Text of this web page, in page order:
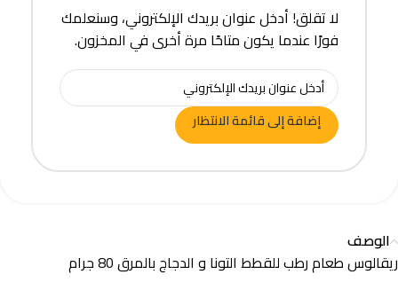
لا تقلق! أدخل عنوان بريدك الإلكتروني، وسنعلمك
فورًا عندما يكون متاحًا مرة أخرى في المخزون.
إضافة إلى قائمة الانتظار
الوصف
ريقالوس طعام رطب للقطط التونا و الدجاج بالمرق 80 جرام